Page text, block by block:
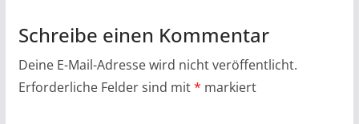
Schreibe einen Kommentar
Deine E-Mail-Adresse wird nicht veröffentlicht.
Erforderliche Felder sind mit* markiert